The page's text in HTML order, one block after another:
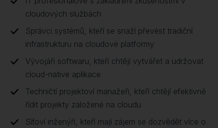
cloudových službách
Správci systémů, kteří se snaží převést tradiční
infrastrukturu na cloudové platformy
Vývojáři softwaru, kteří chtějí vytvářet a udržovat
cloud-native aplikace
Techničtí projektoví manažeři, kteří chtějí efektivně
řídit projekty založené na cloudu
Síťoví inženýři, kteří mají zájem se dozvědět více o